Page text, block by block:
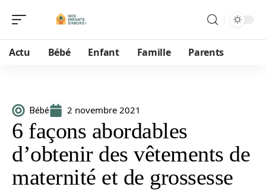
Actu Bébé Enfant Famille Parents
Bébé 2 novembre 2021
6 façons abordables
d’obtenir des vêtements de
maternité et de grossesse